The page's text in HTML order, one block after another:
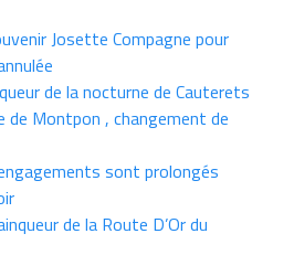
Josette Compagne pour
de la nocturne de Cauterets
de Montpon , changement de
sont prolongés
de la Route D’Or du